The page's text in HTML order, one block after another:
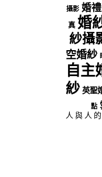
攝影 婚
真 婚
紗攝
空婚紗
自主
紗 英聖
點
人與人